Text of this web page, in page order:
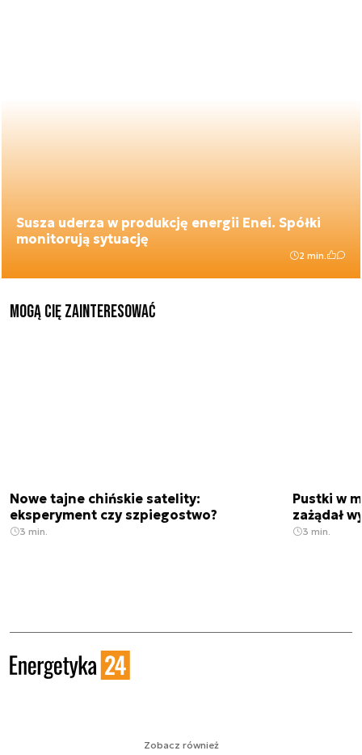
Susza uderza w produkcję energii Enei. Spółki
monitorują sytuację
2 min.
Mogą Cię zainteresować
Nowe tajne chińskie satelity:
eksperyment czy szpiegostwo?
3 min.
Pustki w
zażądał
3 min.
Zobacz również